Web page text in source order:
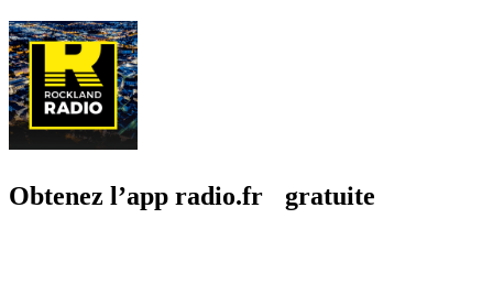
Obtenez l’app radio.fr gratuite